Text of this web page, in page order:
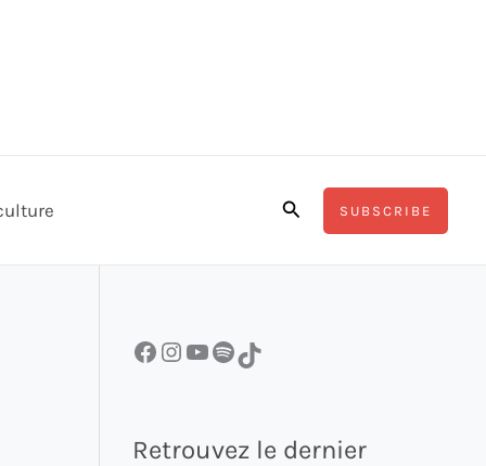
RechercherSUBSCRIBE
Facebook InstagramYouTube Spotify TikTok
Retrouvez le dernier